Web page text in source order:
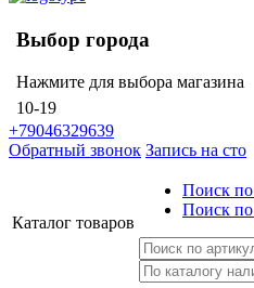
Выбор города
Нажмите для выбора магазина
10-19
+79046329639
Обратный звонок Запись на сто
Каталог товаров
Поиск
Поиск